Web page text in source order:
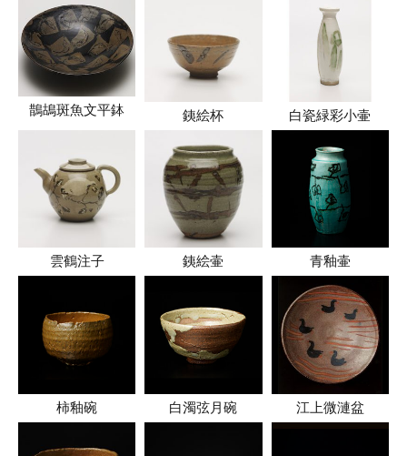
鵲鴣斑魚文平鉢 銕絵杯 白瓷緑彩小壷
雲鶴注子 銕絵壷 青釉壷
柿釉碗 白濁弦月碗 江上微漣盆